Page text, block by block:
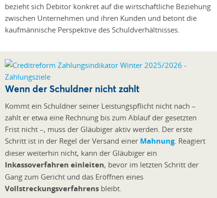
bezieht sich Debitor konkret auf die wirtschaftliche Beziehung
zwischen Unternehmen und ihren Kunden und betont die
kaufmännische Perspektive des Schuldverhältnisses.
Wenn der Schuldner nicht zahlt
Kommt ein Schuldner seiner Leistungspflicht nicht nach –
zahlt er etwa eine Rechnung bis zum Ablauf der gesetzten
Frist nicht –, muss der Gläubiger aktiv werden. Der erste
Schritt ist in der Regel der Versand einer Mahnung. Reagiert
dieser weiterhin nicht, kann der Gläubiger ein
Inkassoverfahren einleiten, bevor im letzten Schritt der
Gang zum Gericht und das Eröffnen eines
Vollstreckungsverfahrens bleibt.